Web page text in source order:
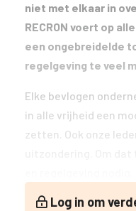
niet met elkaar in
RECRON voert op
een ongebreidelde
regelgeving te veel
Elke bevlogen
in alle vrijheid een
zetten. Ook onze
Log in om